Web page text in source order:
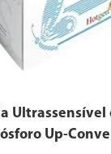
Ultrassensível
Up-